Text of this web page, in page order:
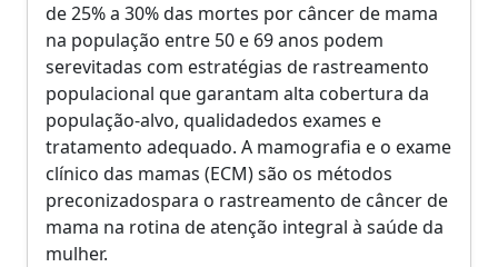
de 25% a 30% das mortes por câncer de mama
na população entre 50 e 69 anos podem
serevitadas com estratégias de rastreamento
populacional que garantam alta cobertura da
população-alvo, qualidadedos exames e
tratamento adequado. A mamografia e o exame
clínico das mamas (ECM) são os métodos
preconizadospara o rastreamento de câncer de
mama na rotina de atenção integral à saúde da
mulher.